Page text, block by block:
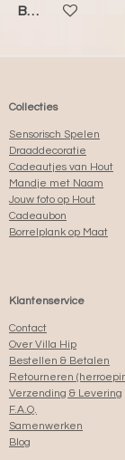
BEKIJK DETAILS
Collecties
Sensorisch Spelen
Draaddecoratie
Cadeautjes van Hout
Mandje met Naam
Jouw foto op Hout
Cadeaubon
Borrelplank op Maat
Klantenservice
Contact
Over Villa Hip
Bestellen & Betalen
Retourneren
Verzending & Levering
F.A.Q.
Samenwerken
Blog